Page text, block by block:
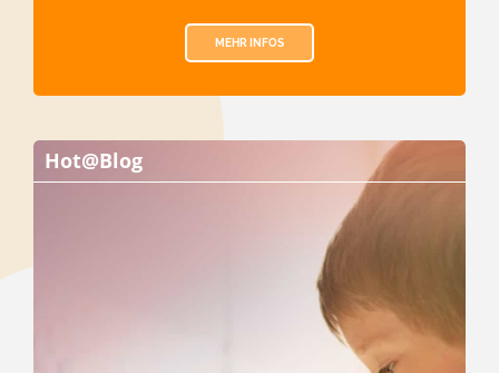
MEHR INFOS
Hot@Blog